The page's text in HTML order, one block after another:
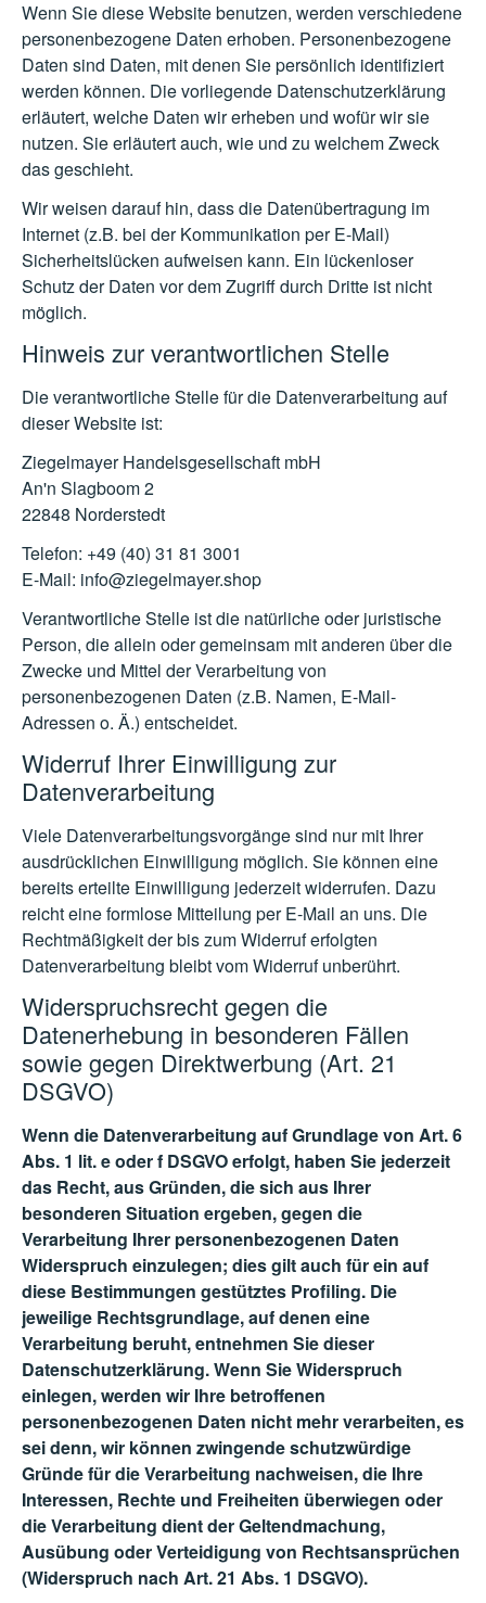
Wenn Sie diese Website benutzen, werden verschiedene
personenbezogene Daten erhoben. Personenbezogene
Daten sind Daten, mit denen Sie persönlich identifiziert
werden können. Die vorliegende Datenschutzerklärung
erläutert, welche Daten wir erheben und wofür wir sie
nutzen. Sie erläutert auch, wie und zu welchem Zweck
das geschieht.
Wir weisen darauf hin, dass die Datenübertragung im
Internet (z.B. bei der Kommunikation per E-Mail)
Sicherheitslücken aufweisen kann. Ein lückenloser
Schutz der Daten vor dem Zugriff durch Dritte ist nicht
möglich.
Hinweis zur verantwortlichen Stelle
Die verantwortliche Stelle für die Datenverarbeitung auf
dieser Website ist:
Ziegelmayer Handelsgesellschaft mbH
An'n Slagboom 2
22848 Norderstedt
Telefon: +49 (40) 31 81 3001
E-Mail: info@ziegelmayer.shop
Verantwortliche Stelle ist die natürliche oder juristische
Person, die allein oder gemeinsam mit anderen über die
Zwecke und Mittel der Verarbeitung von
personenbezogenen Daten (z.B. Namen, E-Mail-
Adressen o. Ä.) entscheidet.
Widerruf Ihrer Einwilligung zur
Datenverarbeitung
Viele Datenverarbeitungsvorgänge sind nur mit Ihrer
ausdrücklichen Einwilligung möglich. Sie können eine
bereits erteilte Einwilligung jederzeit widerrufen. Dazu
reicht eine formlose Mitteilung per E-Mail an uns. Die
Rechtmäßigkeit der bis zum Widerruf erfolgten
Datenverarbeitung bleibt vom Widerruf unberührt.
Widerspruchsrecht gegen die
Datenerhebung in besonderen Fällen
sowie gegen Direktwerbung (Art. 21
DSGVO)
Wenn die Datenverarbeitung auf Grundlage von Art. 6
Abs. 1 lit. e oder f DSGVO erfolgt, haben Sie jederzeit
das Recht, aus Gründen, die sich aus Ihrer
besonderen Situation ergeben, gegen die
Verarbeitung Ihrer personenbezogenen Daten
Widerspruch einzulegen; dies gilt auch für ein auf
diese Bestimmungen gestütztes Profiling. Die
jeweilige Rechtsgrundlage, auf denen eine
Verarbeitung beruht, entnehmen Sie dieser
Datenschutzerklärung. Wenn Sie Widerspruch
einlegen, werden wir Ihre betroffenen
personenbezogenen Daten nicht mehr verarbeiten, es
sei denn, wir können zwingende schutzwürdige
Gründe für die Verarbeitung nachweisen, die Ihre
Interessen, Rechte und Freiheiten überwiegen oder
die Verarbeitung dient der Geltendmachung,
Ausübung oder Verteidigung von Rechtsansprüchen
(Widerspruch nach Art. 21 Abs. 1 DSGVO).